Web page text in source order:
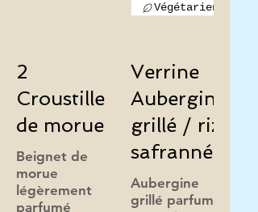
Végétarien
2
Croustille
de morue
Beignet de
morue
légèrement
Verrine
Aubergine
grillé / riz
safranné
Aubergine
grillé parfumé